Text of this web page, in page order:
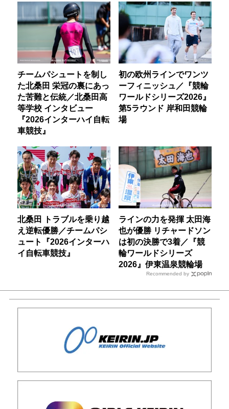
チームパシュートを制し
た北桑田 栄冠の裏にあっ
た苦難と伝統／北桑田高
等学校 インタビュー
『2026インターハイ自転
車競技』
初の欧州ラインでワンツ
ーフィニッシュ／『競輪
ワールドシリーズ2026』
第5ラウンド 岸和田競輪
場
北桑田 トラブルを乗り越
え逆転優勝／チームパシ
ュート『2026インターハ
イ自転車競技』
ラインの力を発揮 太田海
也が優勝 リチャードソン
は初の決勝で3着／『競
輪ワールドシリーズ
2026』伊東温泉競輪場
Recommended by